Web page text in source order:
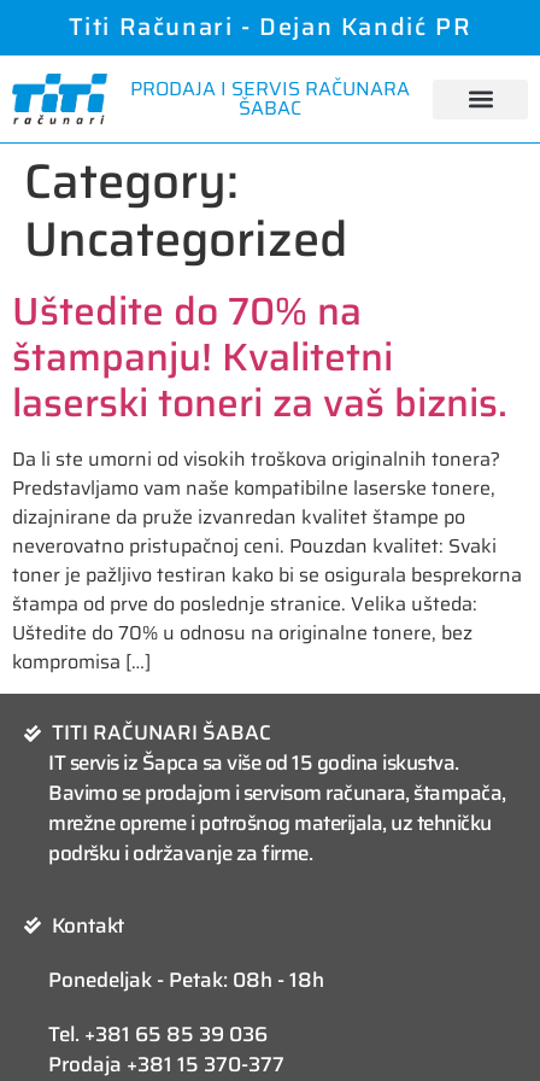
Titi Računari - Dejan Kandić PR
PRODAJA I SERVIS RAČUNARA
ŠABAC
Category:
Uncategorized
Uštedite do 70% na
štampanju! Kvalitetni
laserski toneri za vaš biznis.
Da li ste umorni od visokih troškova originalnih tonera?
Predstavljamo vam naše kompatibilne laserske tonere,
dizajnirane da pruže izvanredan kvalitet štampe po
neverovatno pristupačnoj ceni. Pouzdan kvalitet: Svaki
toner je pažljivo testiran kako bi se osigurala besprekorna
štampa od prve do poslednje stranice. Velika ušteda:
Uštedite do 70% u odnosu na originalne tonere, bez
kompromisa […]
TITI RAČUNARI ŠABAC
IT servis iz Šapca sa više od 15 godina iskustva.
Bavimo se prodajom i servisom računara, štampača,
mrežne opreme i potrošnog materijala, uz tehničku
podršku i održavanje za firme.
Kontakt
Ponedeljak - Petak: 08h - 18h
Tel. +381 65 85 39 036
Prodaja +381 15 370-377